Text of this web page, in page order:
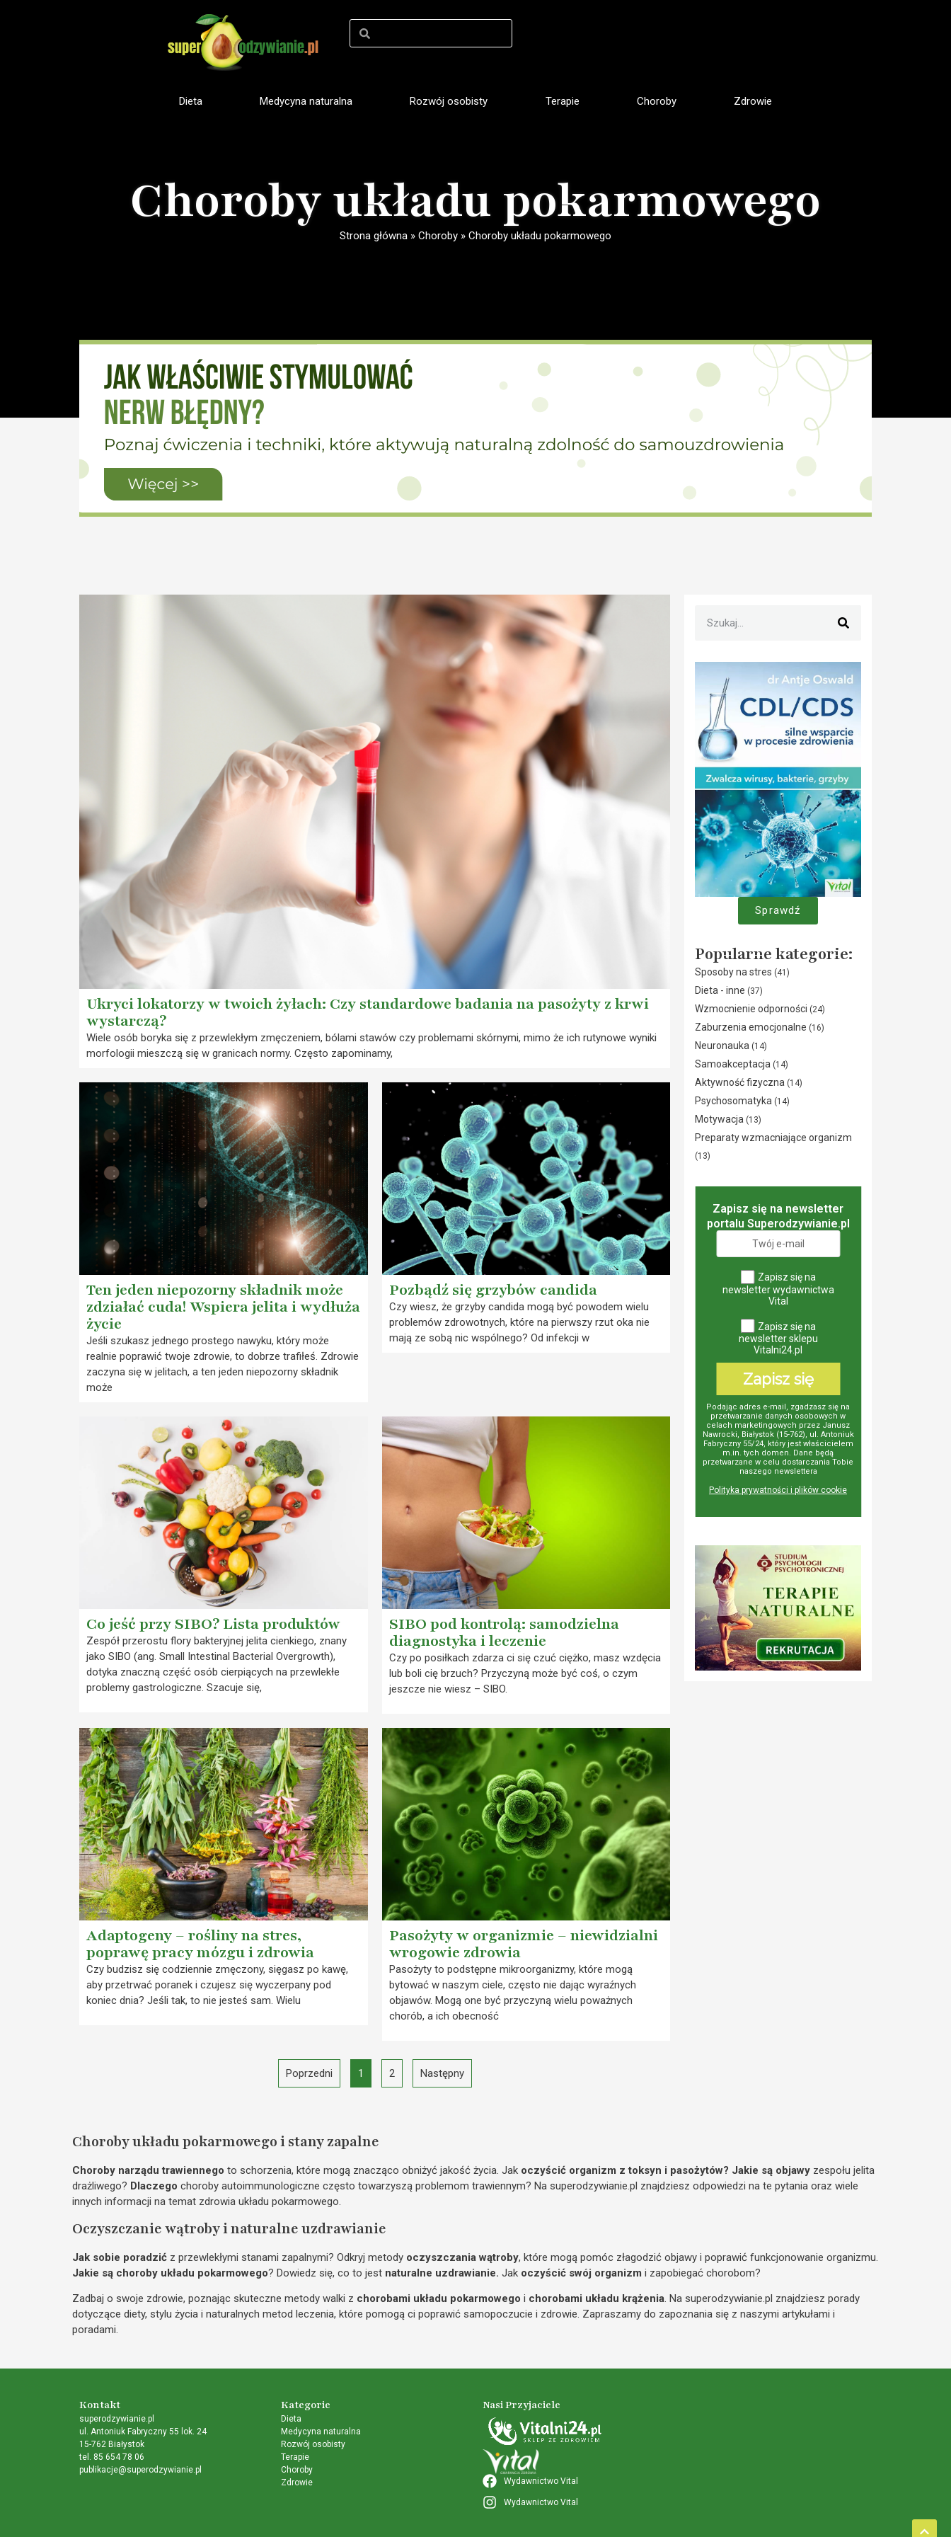
Dieta Medycyna naturalna Rozwój osobisty Terapie Choroby Zdrowie
Choroby układu pokarmowego
Strona główna » Choroby » Choroby układu pokarmowego
Ukryci lokatorzy w twoich żyłach: Czy standardowe badania na pasożyty z krwi
wystarczą?
Wiele osób boryka się z przewlekłym zmęczeniem, bólami stawów czy problemami skórnymi, mimo że ich rutynowe wyniki
morfologii mieszczą się w granicach normy. Często zapominamy,
Ten jeden niepozorny składnik może
zdziałać cuda! Wspiera jelita i wydłuża
życie
Jeśli szukasz jednego prostego nawyku, który może
realnie poprawić twoje zdrowie, to dobrze trafiłeś. Zdrowie
zaczyna się w jelitach, a ten jeden niepozorny składnik
może
Pozbądź się grzybów candida
Czy wiesz, że grzyby candida mogą być powodem wielu
problemów zdrowotnych, które na pierwszy rzut oka nie
mają ze sobą nic wspólnego? Od infekcji w
Co jeść przy SIBO? Lista produktów
Zespół przerostu flory bakteryjnej jelita cienkiego, znany
jako SIBO (ang. Small Intestinal Bacterial Overgrowth),
dotyka znaczną część osób cierpiących na przewlekłe
problemy gastrologiczne. Szacuje się,
SIBO pod kontrolą: samodzielna
diagnostyka i leczenie
Czy po posiłkach zdarza ci się czuć ciężko, masz wzdęcia
lub boli cię brzuch? Przyczyną może być coś, o czym
jeszcze nie wiesz – SIBO.
Adaptogeny – rośliny na stres,
poprawę pracy mózgu i zdrowia
Czy budzisz się codziennie zmęczony, sięgasz po kawę,
aby przetrwać poranek i czujesz się wyczerpany pod
koniec dnia? Jeśli tak, to nie jesteś sam. Wielu
Pasożyty w organizmie – niewidzialni
wrogowie zdrowia
Pasożyty to podstępne mikroorganizmy, które mogą
bytować w naszym ciele, często nie dając wyraźnych
objawów. Mogą one być przyczyną wielu poważnych
chorób, a ich obecność
Poprzedni 1 2 Następny
Sprawdź
Popularne kategorie:
Sposoby na stres (41)
Dieta - inne (37)
Wzmocnienie odporności (24)
Zaburzenia emocjonalne (16)
Neuronauka (14)
Samoakceptacja (14)
Aktywność fizyczna (14)
Psychosomatyka (14)
Motywacja (13)
Preparaty wzmacniające organizm
(13)
Zapisz się na newsletter
portalu Superodzywianie.pl
Zapisz się na
newsletter wydawnictwa
Vital
Zapisz się na
newsletter sklepu
Vitalni24.pl
Zapisz się
Podając adres e-mail, zgadzasz się na
przetwarzanie danych osobowych w
celach marketingowych przez Janusz
Nawrocki, Białystok (15-762), ul. Antoniuk
Fabryczny 55/24, który jest właścicielem
m.in. tych domen. Dane będą
przetwarzane w celu dostarczania Tobie
naszego newslettera
Polityka prywatności i plików cookie
Choroby układu pokarmowego i stany zapalne
Choroby narządu trawiennego to schorzenia, które mogą znacząco obniżyć jakość życia. Jak oczyścić organizm z toksyn i pasożytów? Jakie są objawy zespołu jelita
drażliwego? Dlaczego choroby autoimmunologiczne często towarzyszą problemom trawiennym? Na superodzywianie.pl znajdziesz odpowiedzi na te pytania oraz wiele
innych informacji na temat zdrowia układu pokarmowego.
Oczyszczanie wątroby i naturalne uzdrawianie
Jak sobie poradzić z przewlekłymi stanami zapalnymi? Odkryj metody oczyszczania wątroby, które mogą pomóc złagodzić objawy i poprawić funkcjonowanie organizmu.
Jakie są choroby układu pokarmowego? Dowiedz się, co to jest naturalne uzdrawianie. Jak oczyścić swój organizm i zapobiegać chorobom?
Zadbaj o swoje zdrowie, poznając skuteczne metody walki z chorobami układu pokarmowego i chorobami układu krążenia. Na superodzywianie.pl znajdziesz porady
dotyczące diety, stylu życia i naturalnych metod leczenia, które pomogą ci poprawić samopoczucie i zdrowie. Zapraszamy do zapoznania się z naszymi artykułami i
poradami.
Kontakt
superodzywianie.pl
ul. Antoniuk Fabryczny 55 lok. 24
15-762 Białystok
tel. 85 654 78 06
publikacje@superodzywianie.pl
Kategorie
Dieta
Medycyna naturalna
Rozwój osobisty
Terapie
Choroby
Zdrowie
Nasi Przyjaciele
Wydawnictwo Vital
Wydawnictwo Vital